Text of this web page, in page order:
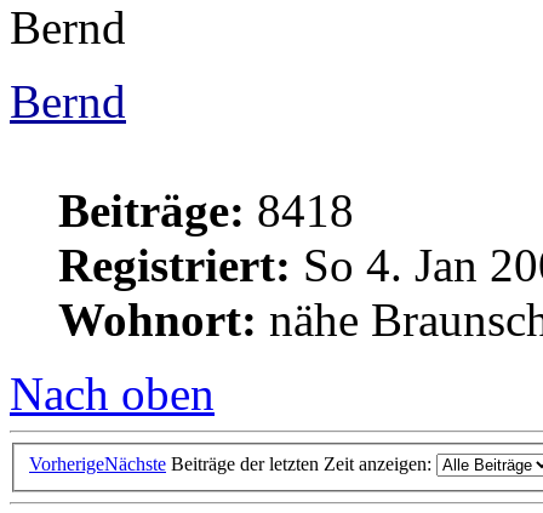
Bernd
Bernd
Beiträge: 8418
Registriert: So 4. Jan
Wohnort: nähe
Nach oben
VorherigeNächste Beiträge der letzten Zeit anzeigen: